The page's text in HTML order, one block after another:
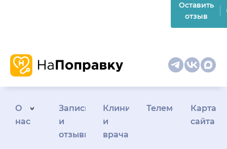
Оставить
отзыв
О
нас
Запись
и
отзывы
Клиникам
и
врачам
Телемедицина
Карта
сайта